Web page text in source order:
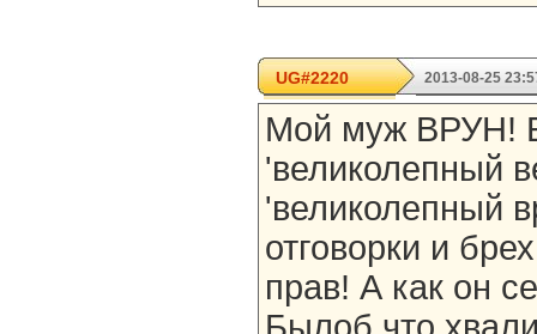
UG#2220 2013-08-25
Мой муж ВРУН!
'великолепный
'великолепный
отговорки и
прав! А как он